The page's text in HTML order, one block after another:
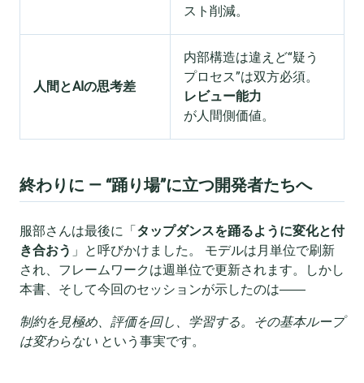
スト削減。
人間とAIの思考差
内部構造は違えど“疑う
プロセス”は双方必須。
レビュー能力
が人間側価値。
終わりに — “踊り場”に立つ開発者たちへ
服部さんは最後に「タップダンスを踊るように変化と付
き合おう 」と呼びかけました。 モデルは月単位で刷新
され、フレームワークは週単位で更新されます。しかし
本書、そして今回のセッションが示したのは――
制約を見極め、評価を回し、学習する。その基本ループ
は変わらない という事実です。